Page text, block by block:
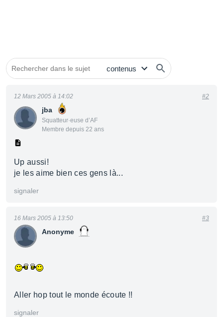
jba
Squatteur·euse d’AF
Membre depuis 22 ans
12 Mars 2005 à 14:02 #2
Up aussi!
je les aime bien ces gens là...
signaler
Anonyme
16 Mars 2005 à 13:50 #3
Aller hop tout le monde écoute !!
signaler